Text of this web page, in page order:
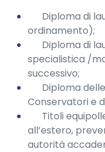
Diploma di
ordinamento);
Diploma di
specialistica /
successivo;
Diploma
Conservatori e
Titoli
all’estero,
autorità